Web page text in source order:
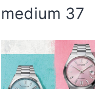
medium 37